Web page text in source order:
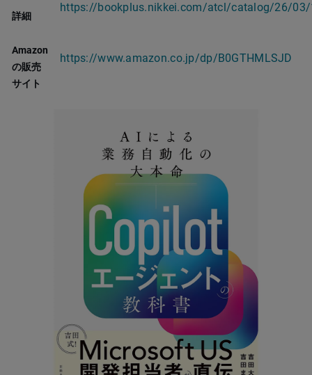
詳細
https://bookplus.nikkei.com/atcl/catalog/26/
Amazon
の販売
サイト
https://www.amazon.co.jp/dp/B0GTHMLSJD